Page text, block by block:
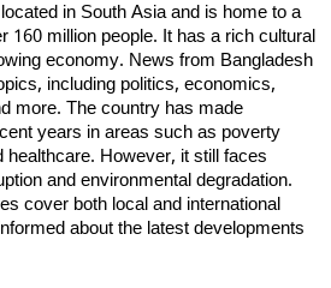
in South Asia and is home to a
160 million people. It has a rich cultural
economy. News from Bangladesh
including politics, economics,
more. The country has made
years in areas such as poverty
healthcare. However, it still faces
and environmental degradation.
cover both local and international
about the latest developments